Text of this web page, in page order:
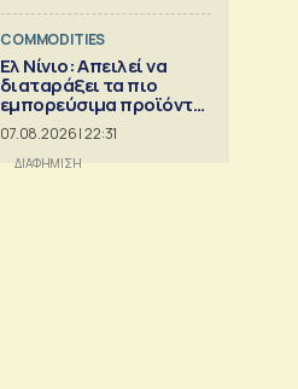
COMMODITIES
Ελ Νίνιο: Απειλεί να
διαταράξει τα πιο
εμπορεύσιμα προϊόντα
στον κόσμο
07.08.2026 | 22:31